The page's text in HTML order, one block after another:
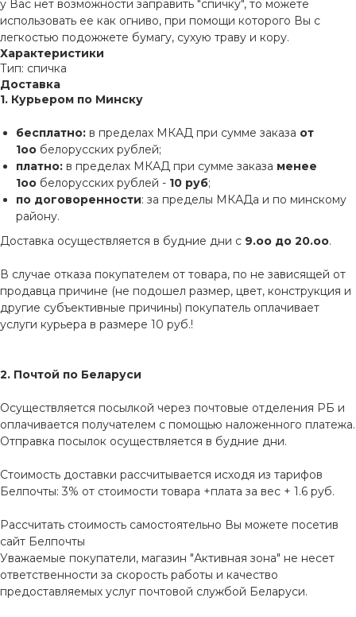
у Вас нет возможности заправить "спичку", то можете
использовать ее как огниво, при помощи которого Вы с
легкостью подожжете бумагу, сухую траву и кору.
Характеристики
Тип: спичка
Доставка
1. Курьером по Минску
бесплатно: в пределах МКАД при сумме заказа от
1оо белорусских рублей;
платно: в пределах МКАД при сумме заказа менее
1оо белорусских рублей - 10 руб;
по договоренности: за пределы МКАДа и по минскому
району.
Доставка осуществляется в будние дни с 9.оо до 20.оо.
В случае отказа покупателем от товара, по не зависящей от
продавца причине (не подошел размер, цвет, конструкция и
другие субъективные причины) покупатель оплачивает
услуги курьера в размере 10 руб.!
2. Почтой по Беларуси
Осуществляется посылкой через почтовые отделения РБ и
оплачивается получателем с помощью наложенного платежа.
Отправка посылок осуществляется в будние дни.
Стоимость доставки рассчитывается исходя из тарифов
Белпочты: 3% от стоимости товара +плата за вес + 1.6 руб.
Рассчитать стоимость самостоятельно Вы можете посетив
сайт Белпочты
Уважаемые покупатели, магазин "Активная зона" не несет
ответственности за скорость работы и качество
предоставляемых услуг почтовой службой Беларуси.